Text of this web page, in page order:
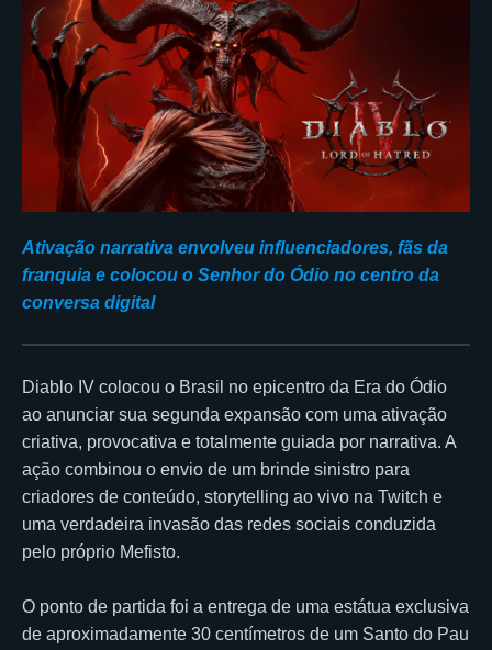
Ativação narrativa envolveu influenciadores, fãs da
franquia e colocou o Senhor do Ódio no centro da
conversa digital
Diablo IV colocou o Brasil no epicentro da Era do Ódio
ao anunciar sua segunda expansão com uma ativação
criativa, provocativa e totalmente guiada por narrativa. A
ação combinou o envio de um brinde sinistro para
criadores de conteúdo, storytelling ao vivo na Twitch e
uma verdadeira invasão das redes sociais conduzida
pelo próprio Mefisto.
O ponto de partida foi a entrega de uma estátua exclusiva
de aproximadamente 30 centímetros de um Santo do Pau